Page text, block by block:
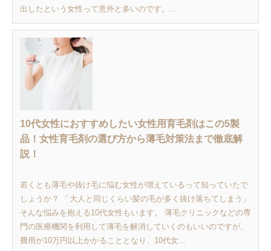
出したという女性って意外と多いのです。...
10代女性におすすめしたい女性用育毛剤はこの5製
品！女性育毛剤の選び方から薄毛対策法まで徹底解
説！
若くとも薄毛や抜け毛に悩む女性が増えているって知っていたで
しょうか？ 「大人と同じくらい髪の毛が多く抜け落ちてしまう」
そんな悩みを抱える10代女性もいます。 薄毛クリニックなどの専
門の医療機関を利用して薄毛を解消していくのもいいのですが、
費用が10万円以上かかることとなり、10代女...